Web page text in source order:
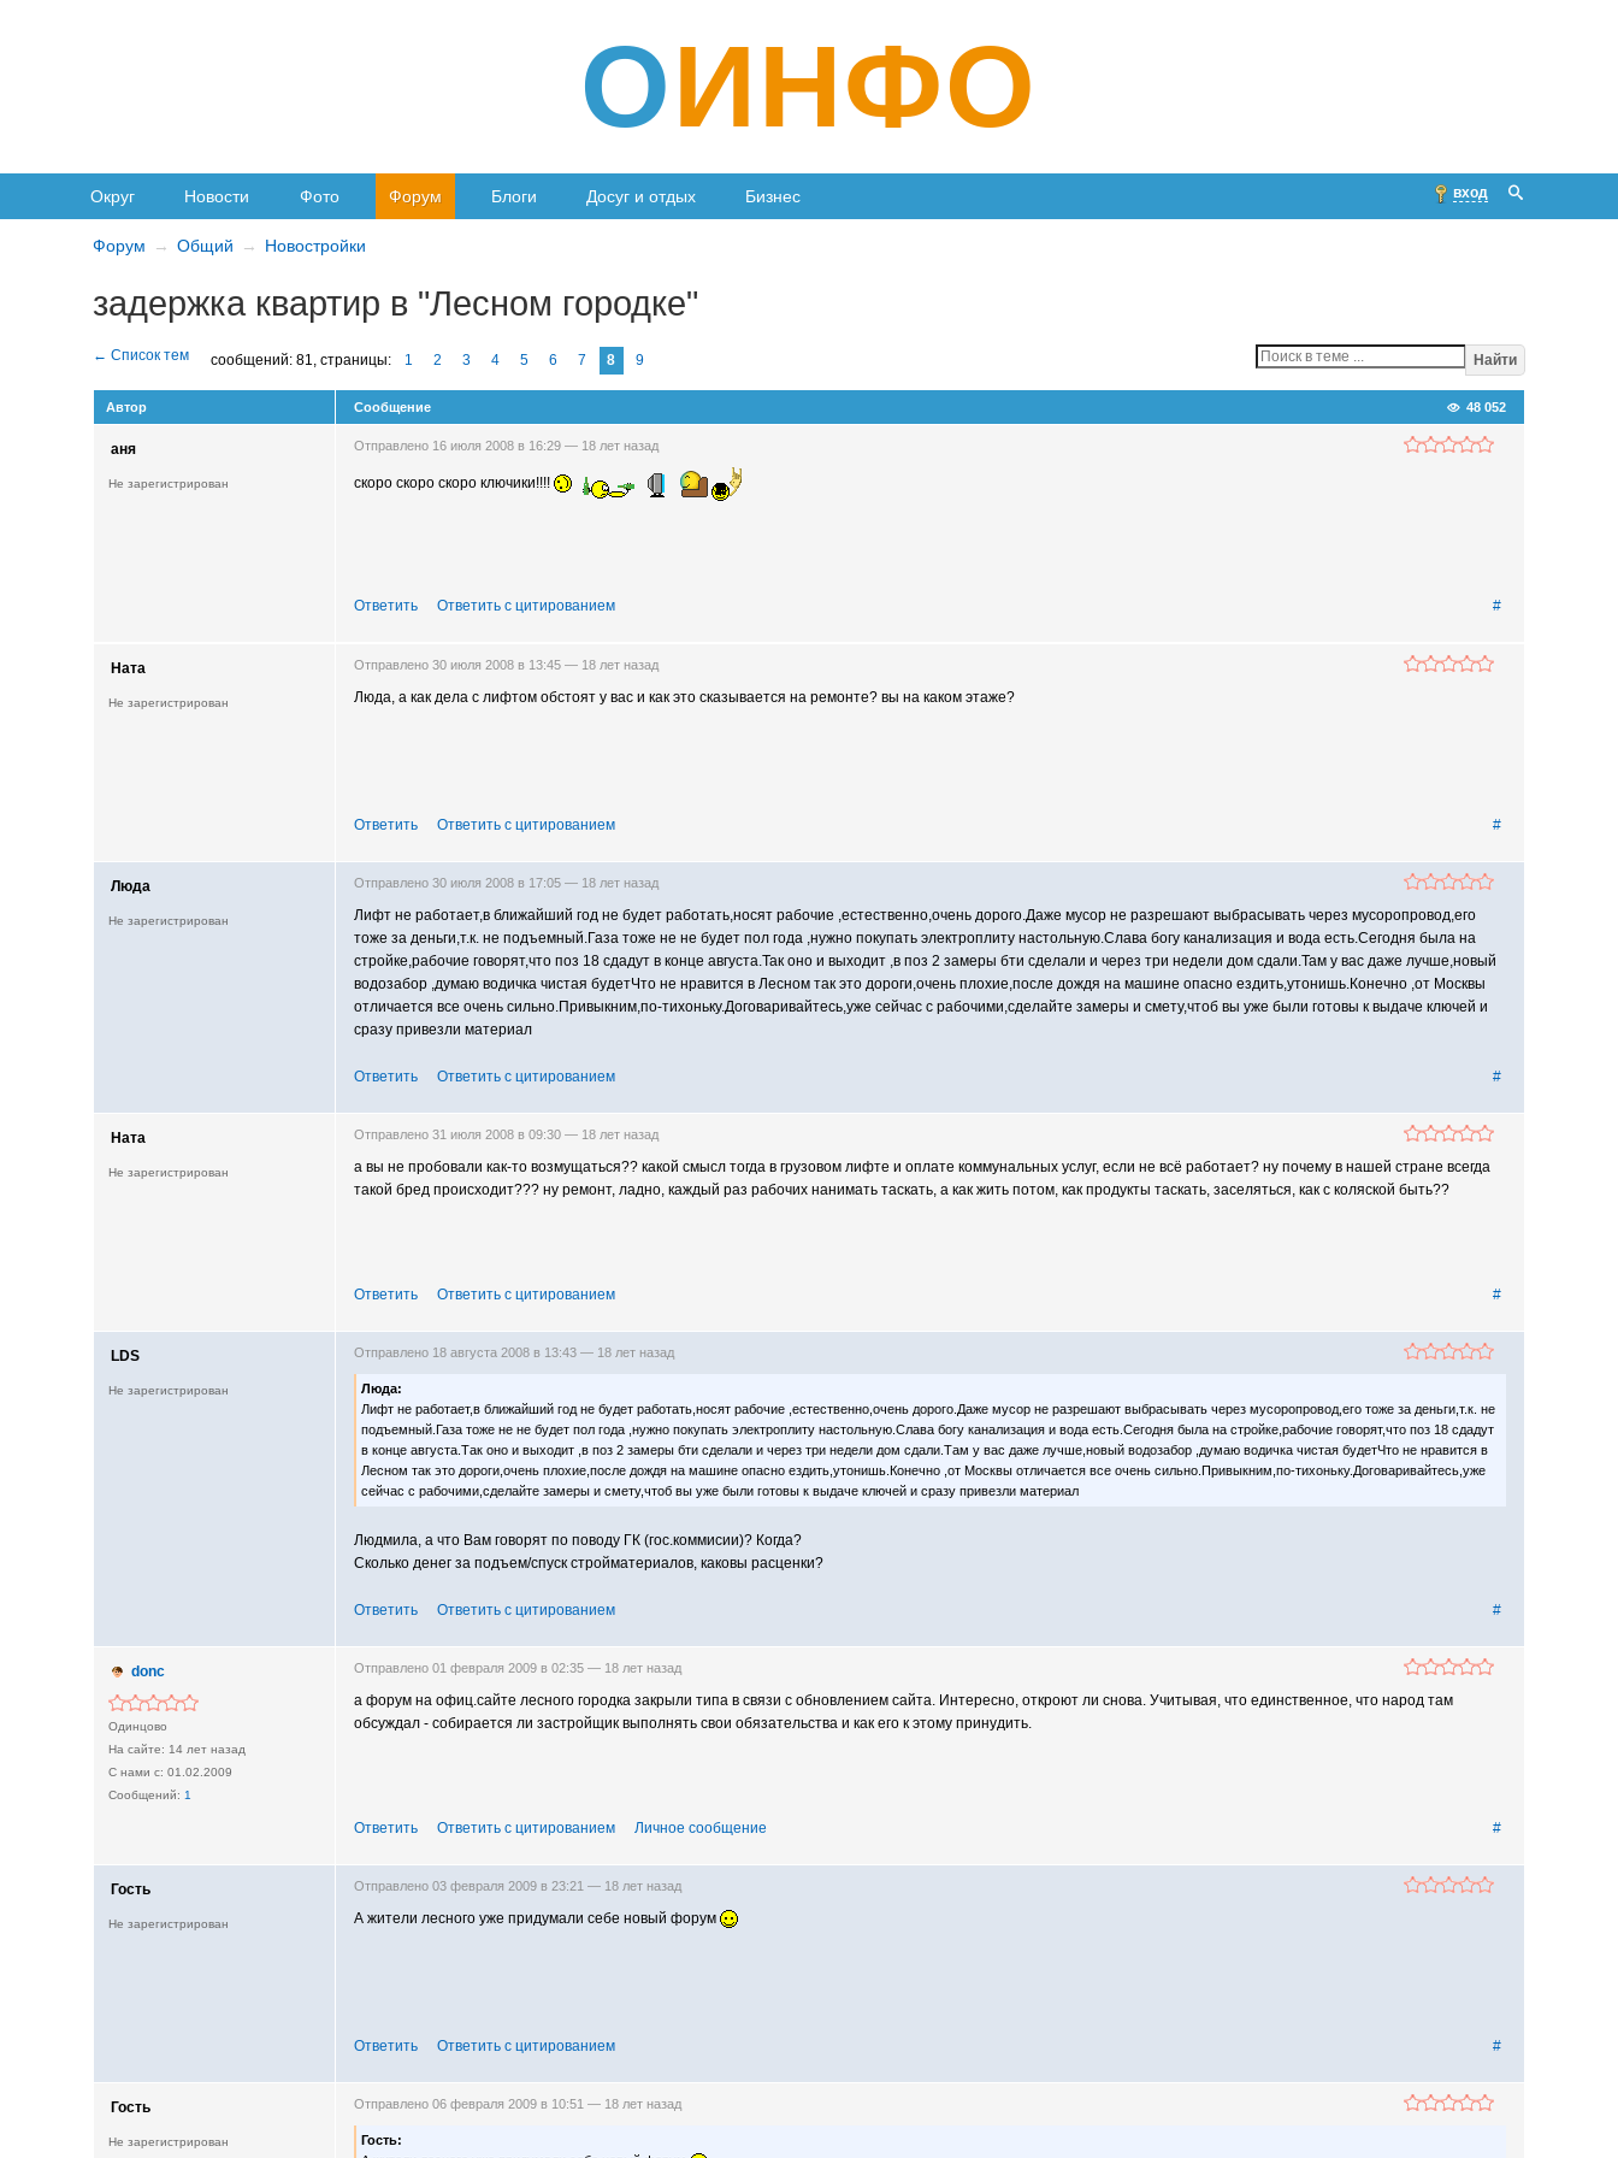
ОИНФО
Округ Новости Фото Форум Блоги Досуг и отдых Бизнес вход
Форум Общий Новостройки
задержка квартир в "Лесном городке"
сообщений: 81, страницы: 1 2 3 4 5 6 7 8 9 Найти
Автор Сообщение 48 052
аня
Не зарегистрирован
Отправлено 16 июля 2008 в 16:29 — 18 лет назад
скоро скоро скоро ключики!!!!
#
Ответить Ответить с цитированием
Ната
Не зарегистрирован
Отправлено 30 июля 2008 в 13:45 — 18 лет назад
Люда, а как дела с лифтом обстоят у вас и как это сказывается на ремонте? вы на каком этаже?
#
Ответить Ответить с цитированием
Люда
Не зарегистрирован
Отправлено 30 июля 2008 в 17:05 — 18 лет назад
Лифт не работает,в ближайший год не будет работать,носят рабочие ,естественно,очень дорого.Даже мусор не разрешают выбрасывать через мусоропровод,его
тоже за деньги,т.к. не подъемный.Газа тоже не не будет пол года ,нужно покупать электроплиту настольную.Слава богу канализация и вода есть.Сегодня была на
стройке,рабочие говорят,что поз 18 сдадут в конце августа.Так оно и выходит ,в поз 2 замеры бти сделали и через три недели дом сдали.Там у вас даже лучше,новый
водозабор ,думаю водичка чистая будетЧто не нравится в Лесном так это дороги,очень плохие,после дождя на машине опасно ездить,утонишь.Конечно ,от Москвы
отличается все очень сильно.Привыкним,по-тихоньку.Договаривайтесь,уже сейчас с рабочими,сделайте замеры и смету,чтоб вы уже были готовы к выдаче ключей и
сразу привезли материал
#
Ответить Ответить с цитированием
Ната
Не зарегистрирован
Отправлено 31 июля 2008 в 09:30 — 18 лет назад
а вы не пробовали как-то возмущаться?? какой смысл тогда в грузовом лифте и оплате коммунальных услуг, если не всё работает? ну почему в нашей стране всегда
такой бред происходит??? ну ремонт, ладно, каждый раз рабочих нанимать таскать, а как жить потом, как продукты таскать, заселяться, как с коляской быть??
#
Ответить Ответить с цитированием
LDS
Не зарегистрирован
Отправлено 18 августа 2008 в 13:43 — 18 лет назад
Люда:
Лифт не работает,в ближайший год не будет работать,носят рабочие ,естественно,очень дорого.Даже мусор не разрешают выбрасывать через мусоропровод,его тоже за деньги,т.к. не
подъемный.Газа тоже не не будет пол года ,нужно покупать электроплиту настольную.Слава богу канализация и вода есть.Сегодня была на стройке,рабочие говорят,что поз 18 сдадут
в конце августа.Так оно и выходит ,в поз 2 замеры бти сделали и через три недели дом сдали.Там у вас даже лучше,новый водозабор ,думаю водичка чистая будетЧто не нравится в
Лесном так это дороги,очень плохие,после дождя на машине опасно ездить,утонишь.Конечно ,от Москвы отличается все очень сильно.Привыкним,по-тихоньку.Договаривайтесь,уже
сейчас с рабочими,сделайте замеры и смету,чтоб вы уже были готовы к выдаче ключей и сразу привезли материал
Людмила, а что Вам говорят по поводу ГК (гос.коммисии)? Когда?
Сколько денег за подъем/спуск стройматериалов, каковы расценки?
#
Ответить Ответить с цитированием
donc
Одинцово
14 лет назад
01.02.2009
1
Отправлено 01 февраля 2009 в 02:35 — 18 лет назад
а форум на офиц.сайте лесного городка закрыли типа в связи с обновлением сайта. Интересно, откроют ли снова. Учитывая, что единственное, что народ там
обсуждал - собирается ли застройщик выполнять свои обязательства и как его к этому принудить.
#
Ответить Ответить с цитированием Личное сообщение
Гость
Не зарегистрирован
Отправлено 03 февраля 2009 в 23:21 — 18 лет назад
А жители лесного уже придумали себе новый форум
#
Ответить Ответить с цитированием
Гость
Не зарегистрирован
Отправлено 06 февраля 2009 в 10:51 — 18 лет назад
Гость: